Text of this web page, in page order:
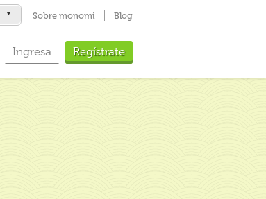
Sobre monomi Blog
Ingresa
Ingresa directamente a
Regístrate